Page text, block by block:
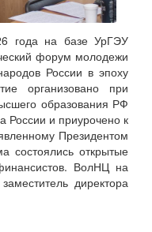
года на базе УрГЭУ
форум молодежи
России в эпоху
организовано при
образования РФ
России и приурочено к
Президентом
открытые
ВолНЦ на
директора